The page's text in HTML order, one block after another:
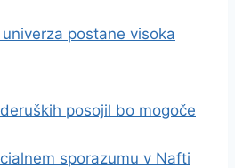
postane visoka
posojil bo mogoče
sporazumu v Nafti